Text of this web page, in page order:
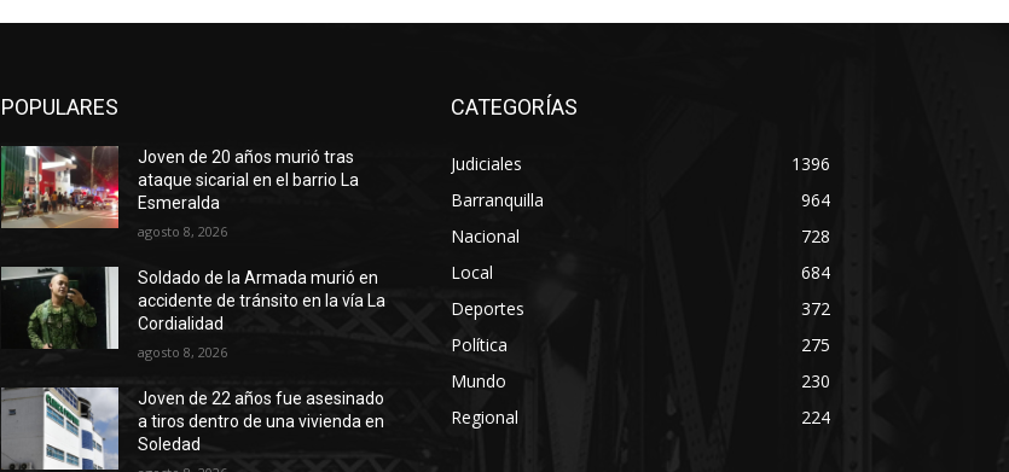
POPULARES
Joven de 20 años murió tras
ataque sicarial en el barrio La
Esmeralda
agosto 8, 2026
Soldado de la Armada murió en
accidente de tránsito en la vía La
Cordialidad
agosto 8, 2026
Joven de 22 años fue asesinado
a tiros dentro de una vivienda en
Soledad
CATEGORÍAS
Judiciales
1396
Barranquilla
964
Nacional
728
Local
684
Deportes
372
Política
275
Mundo
230
Regional
224